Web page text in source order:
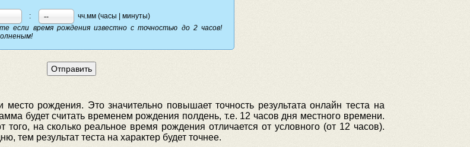
: --
чч.мм (часы | минуты)
если время рождения известно с точностью до 2 часов!
рождения. Это значительно повышает точность результата онлайн теста на
будет считать временем рождения полдень, т.е. 12 часов дня местного времени.
того, на сколько реальное время рождения отличается от условного (от 12 часов).
тем результат теста на характер будет точнее.